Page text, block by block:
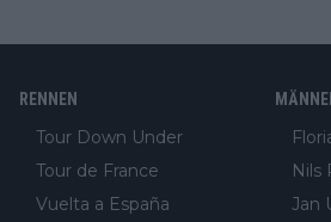
RENNEN
Tour Down Under
Tour de France
Vuelta a España
Nils
Jan